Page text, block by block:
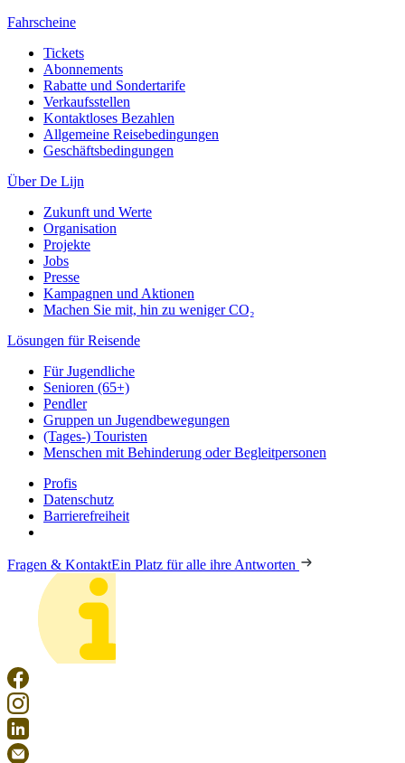
Fahrscheine
Tickets
Abonnements
Rabatte und Sondertarife
Verkaufsstellen
Kontaktloses Bezahlen
Allgemeine Reisebedingungen
Geschäftsbedingungen
Über De Lijn
Zukunft und Werte
Organisation
Projekte
Jobs
Presse
Kampagnen und Aktionen
Machen Sie mit, hin zu weniger CO₂
Lösungen für Reisende
Für Jugendliche
Senioren (65+)
Pendler
Gruppen un Jugendbewegungen
(Tages-) Touristen
Menschen mit Behinderung oder Begleitpersonen
Profis
Datenschutz
Barrierefreiheit
Fragen & KontaktEin Platz für alle ihre Antworten